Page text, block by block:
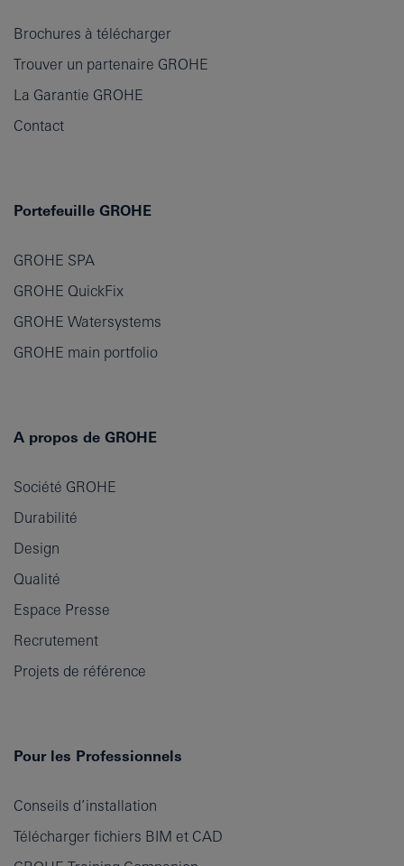
Brochures à télécharger
Trouver un partenaire GROHE
La Garantie GROHE
Contact
Portefeuille GROHE
GROHE SPA
GROHE QuickFix
GROHE Watersystems
GROHE main portfolio
A propos de GROHE
Société GROHE
Durabilité
Design
Qualité
Espace Presse
Recrutement
Projets de référence
Pour les Professionnels
Conseils d’installation
Télécharger fichiers BIM et CAD